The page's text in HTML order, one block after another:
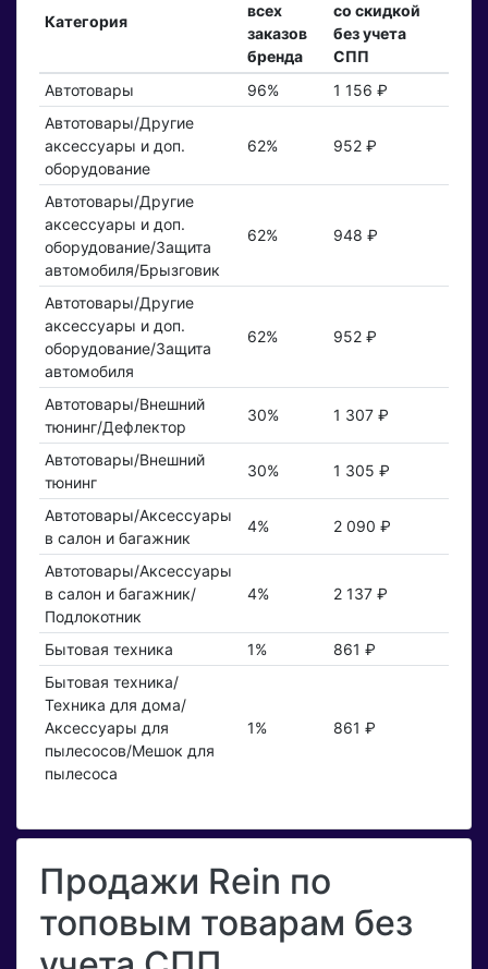
Категория
всех
заказов
бренда
со скидкой
без учета
СПП
Автотовары
96%
1 156 ₽
Автотовары/Другие
аксессуары и доп.
оборудование
62% 952 ₽
Автотовары/Другие
аксессуары и доп.
оборудование/Защита
автомобиля/Брызговик
62% 948 ₽
Автотовары/Другие
аксессуары и доп.
оборудование/Защита
автомобиля
62% 952 ₽
Автотовары/Внешний
тюнинг/Дефлектор
30% 1 307 ₽
Автотовары/Внешний
тюнинг
30% 1 305 ₽
Автотовары/Аксессуары
в салон и багажник
4% 2 090 ₽
Автотовары/Аксессуары
в салон и багажник/
Подлокотник
4% 2 137 ₽
Бытовая техника 1%
861 ₽
Бытовая техника/
Техника для дома/
Аксессуары для
пылесосов/Мешок для
пылесоса
1% 861 ₽
Продажи Rein по
топовым товарам без